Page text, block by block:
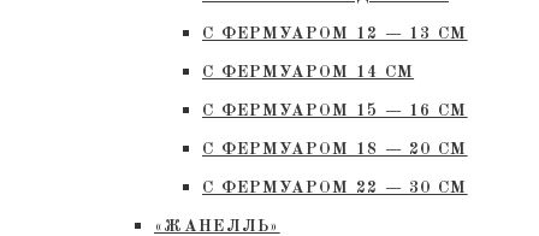
С ФЕРМУАРОМ 12 — 13 СМ
С ФЕРМУАРОМ 14 СМ
С ФЕРМУАРОМ 15 — 16 СМ
C ФЕРМУАРОМ 18 — 20 СМ
С ФЕРМУАРОМ 22 — 30 СМ
«ЖАНЕЛЛЬ»